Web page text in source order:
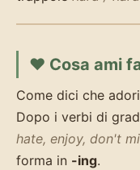
❤️ Cosa ami
Come dici che
Dopo i verbi di
hate, enjoy, don't
forma in -ing.